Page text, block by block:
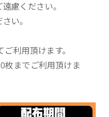
慮ください。
い。
利用頂けます。
枚までご利用頂けま